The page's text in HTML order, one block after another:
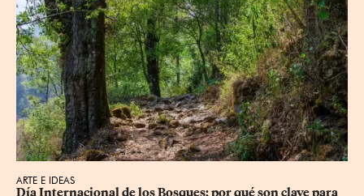
ARTE E IDEAS
Día Internacional de los Bosques: por qué son clave para